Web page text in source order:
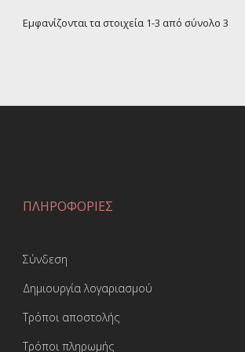
Εμφανίζονται τα στοιχεία 1-3 από σύνολο 3
ΠΛΗΡΟΦΟΡΙΕΣ
Σύνδεση
Δημιουργία λογαριασμού
Τρόποι αποστολής
Τρόποι πληρωμής